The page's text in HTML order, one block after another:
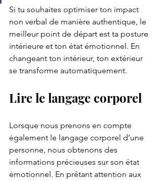
Si tu souhaites optimiser ton impact
non verbal de manière authentique, le
meilleur point de départ est ta posture
intérieure et ton état émotionnel. En
changeant ton intérieur, ton extérieur
se transforme automatiquement.
Lire le langage corporel
Lorsque nous prenons en compte
également le langage corporel d’une
personne, nous obtenons des
informations précieuses sur son état
émotionnel. En prêtant attention aux